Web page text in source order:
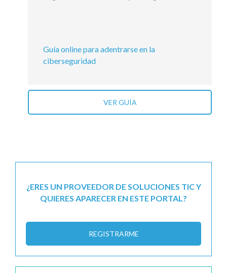
Guía online para adentrarse en la
ciberseguridad
VER GUÍA
¿ERES UN PROVEEDOR DE SOLUCIONES TIC Y
QUIERES APARECER EN ESTE PORTAL?
REGISTRARME